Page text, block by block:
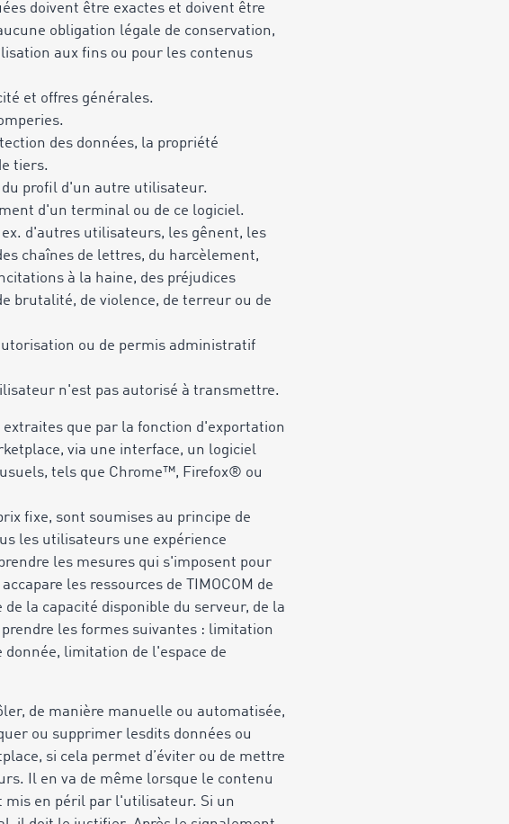
doivent être exactes et doivent être
obligation légale de conservation,
aux fins ou pour les contenus
et offres générales.
des données, la propriété
tiers.
profil d'un autre utilisateur.
d'un terminal ou de ce logiciel.
d'autres utilisateurs, les gênent, les
chaînes de lettres, du harcèlement,
à la haine, des préjudices
brutalité, de violence, de terreur ou de
ou de permis administratif
n'est pas autorisé à transmettre.
que par la fonction d'exportation
via une interface, un logiciel
tels que Chrome™, Firefox® ou
fixe, sont soumises au principe de
les utilisateurs une expérience
les mesures qui s'imposent pour
les ressources de TIMOCOM de
la capacité disponible du serveur, de la
les formes suivantes : limitation
limitation de l'espace de
de manière manuelle ou automatisée,
ou supprimer lesdits données ou
si cela permet d’éviter ou de mettre
Il en va de même lorsque le contenu
mis en péril par l'utilisateur. Si un